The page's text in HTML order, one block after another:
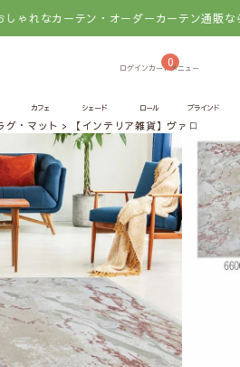
なカーテン・オーダーカーテン通販ならカー
0
カフェ シェード ロール ブラインド
グ・マット 【インテリア雑貨】ヴァロニア｜